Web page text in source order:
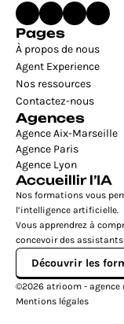
Pages
À propos de nous
Agent Experience
Nos ressources
Contactez-nous
Agences
Agence Aix-Marseille
Agence Paris
Agence Lyon
Accueillir l’IA
Nos formations vous
l’intelligence artificielle.
Vous apprendrez à
concevoir des
Découvrir les
©2026 atrioom -
Mentions légales